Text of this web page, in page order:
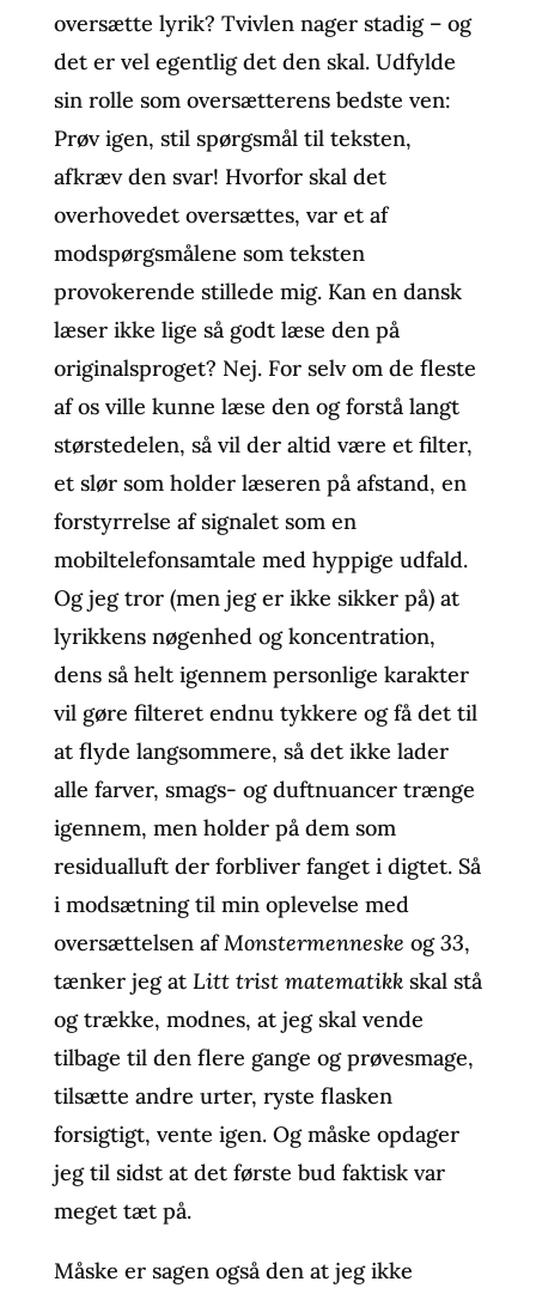
oversætte lyrik? Tvivlen nager stadig – og
det er vel egentlig det den skal. Udfylde
sin rolle som oversætterens bedste ven:
Prøv igen, stil spørgsmål til teksten,
afkræv den svar! Hvorfor skal det
overhovedet oversættes, var et af
modspørgsmålene som teksten
provokerende stillede mig. Kan en dansk
læser ikke lige så godt læse den på
originalsproget? Nej. For selv om de fleste
af os ville kunne læse den og forstå langt
størstedelen, så vil der altid være et filter,
et slør som holder læseren på afstand, en
forstyrrelse af signalet som en
mobiltelefonsamtale med hyppige udfald.
Og jeg tror (men jeg er ikke sikker på) at
lyrikkens nøgenhed og koncentration,
dens så helt igennem personlige karakter
vil gøre filteret endnu tykkere og få det til
at flyde langsommere, så det ikke lader
alle farver, smags- og duftnuancer trænge
igennem, men holder på dem som
residualluft der forbliver fanget i digtet. Så
i modsætning til min oplevelse med
oversættelsen afMonstermenneske og33,
tænker jeg at Litt trist matematikkskal stå
og trække, modnes, at jeg skal vende
tilbage til den flere gange og prøvesmage,
tilsætte andre urter, ryste flasken
forsigtigt, vente igen. Og måske opdager
jeg til sidst at det første bud faktisk var
meget tæt på.
Måske er sagen også den at jeg ikke